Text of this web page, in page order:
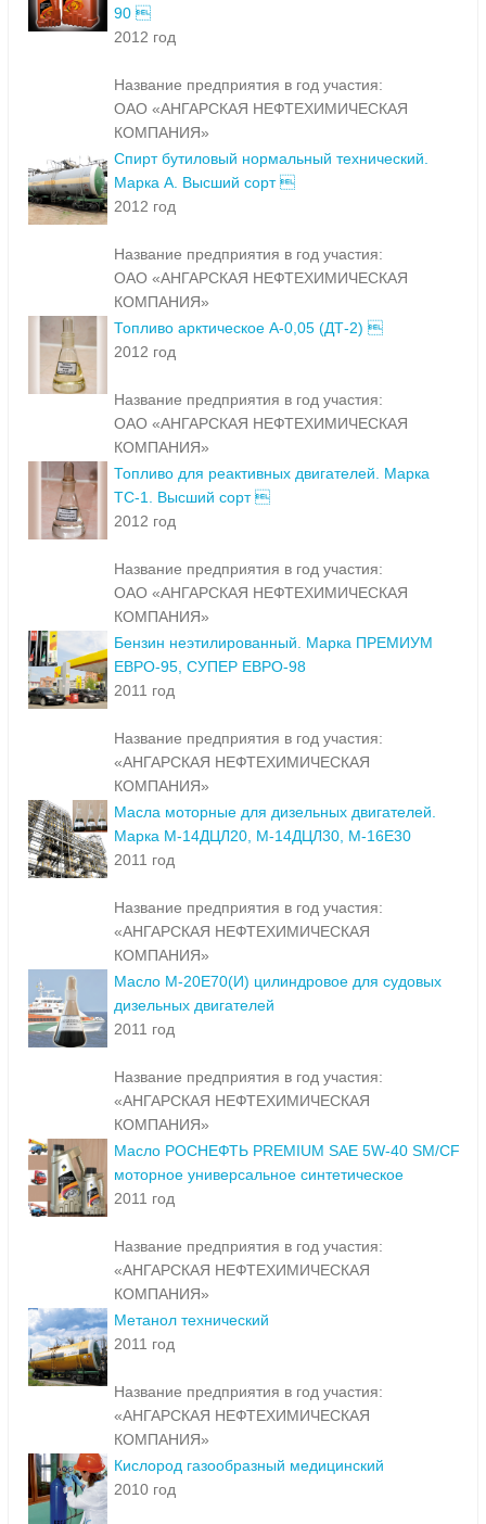
90 
2012 год
Название предприятия в год участия:
ОАО «АНГАРСКАЯ НЕФТЕХИМИЧЕСКАЯ
КОМПАНИЯ»
Спирт бутиловый нормальный технический.
Марка А. Высший сорт 
2012 год
Название предприятия в год участия:
ОАО «АНГАРСКАЯ НЕФТЕХИМИЧЕСКАЯ
КОМПАНИЯ»
Топливо арктическое А-0,05 (ДТ-2) 
2012 год
Название предприятия в год участия:
ОАО «АНГАРСКАЯ НЕФТЕХИМИЧЕСКАЯ
КОМПАНИЯ»
Топливо для реактивных двигателей. Марка
ТС-1. Высший сорт 
2012 год
Название предприятия в год участия:
ОАО «АНГАРСКАЯ НЕФТЕХИМИЧЕСКАЯ
КОМПАНИЯ»
Бензин неэтилированный. Марка ПРЕМИУМ
ЕВРО-95, СУПЕР ЕВРО-98
2011 год
Название предприятия в год участия:
«АНГАРСКАЯ НЕФТЕХИМИЧЕСКАЯ
КОМПАНИЯ»
Масла моторные для дизельных двигателей.
Марка М-14ДЦЛ20, М-14ДЦЛ30, М-16Е30
2011 год
Название предприятия в год участия:
«АНГАРСКАЯ НЕФТЕХИМИЧЕСКАЯ
КОМПАНИЯ»
Масло М-20Е70(И) цилиндровое для судовых
дизельных двигателей
2011 год
Название предприятия в год участия:
«АНГАРСКАЯ НЕФТЕХИМИЧЕСКАЯ
КОМПАНИЯ»
Масло РОСНЕФТЬ PREMIUM SAE 5W-40 SM/CF
моторное универсальное синтетическое
2011 год
Название предприятия в год участия:
«АНГАРСКАЯ НЕФТЕХИМИЧЕСКАЯ
КОМПАНИЯ»
Метанол технический
2011 год
Название предприятия в год участия:
«АНГАРСКАЯ НЕФТЕХИМИЧЕСКАЯ
КОМПАНИЯ»
Кислород газообразный медицинский
2010 год